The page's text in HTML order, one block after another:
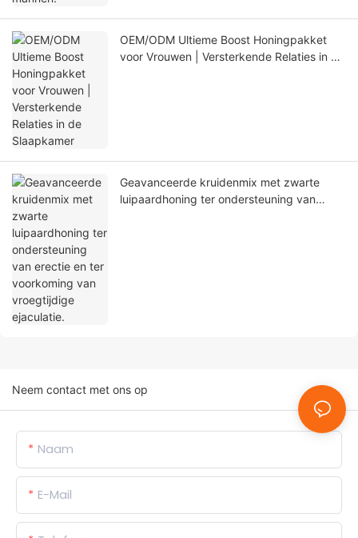
OEM/ODM Ultieme Boost Honingpakket
voor Vrouwen | Versterkende Relaties in de
Geavanceerde kruidenmix met zwarte
luipaardhoning ter ondersteuning van
Neem contact met ons op
Naam
E-Mail